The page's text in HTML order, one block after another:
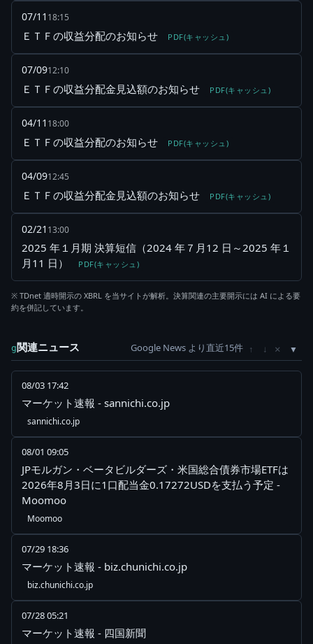
07/11 18:15
ＥＴＦの収益分配のお知らせ PDF(キャッシュ)
07/0912:10
ＥＴＦの収益分配金見込額のお知らせ PDF(キャッシュ)
04/11 18:00
ＥＴＦの収益分配のお知らせ PDF(キャッシュ)
04/0912:45
ＥＴＦの収益分配金見込額のお知らせ PDF(キャッシュ)
02/21 13:00
2025 年１月期 決算短信（2024 年７月12 日～2025 年１
月11 日）
PDF(キャッシュ)
※ TDnet 適時開示の XBRL を当サイトが解析。決算関連の主要開示には AI による要
約を併記しています。
g関連ニュース Google News より直近15件 ↑ ↓ ×
08/03 17:42
マーケット速報 - sannichi.co.jp
sannichi.co.jp
08/01 09:05
JPモルガン・ベータビルダーズ・米国総合債券市場ETFは
2026年8月3日に1口配当金0.17272USDを支払う予定 -
Moomoo
Moomoo
07/29 18:36
マーケット速報 - biz.chunichi.co.jp
biz.chunichi.co.jp
07/28 05:21
マーケット速報 - 四国新聞